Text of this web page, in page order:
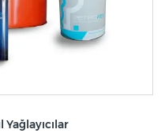
Yağlayıcılar